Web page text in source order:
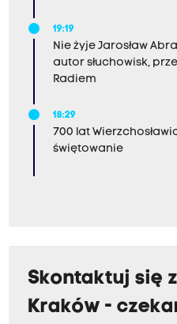
19:19
Nie żyje Jarosław
autor słuchowisk,
Radiem
18:29
700 lat
świętowanie
Skontaktuj się
Kraków -